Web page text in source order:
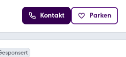
Kontakt Parken